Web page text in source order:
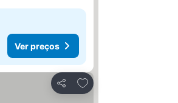
Ver preços
Partilhar
Adicionar aos favoritos